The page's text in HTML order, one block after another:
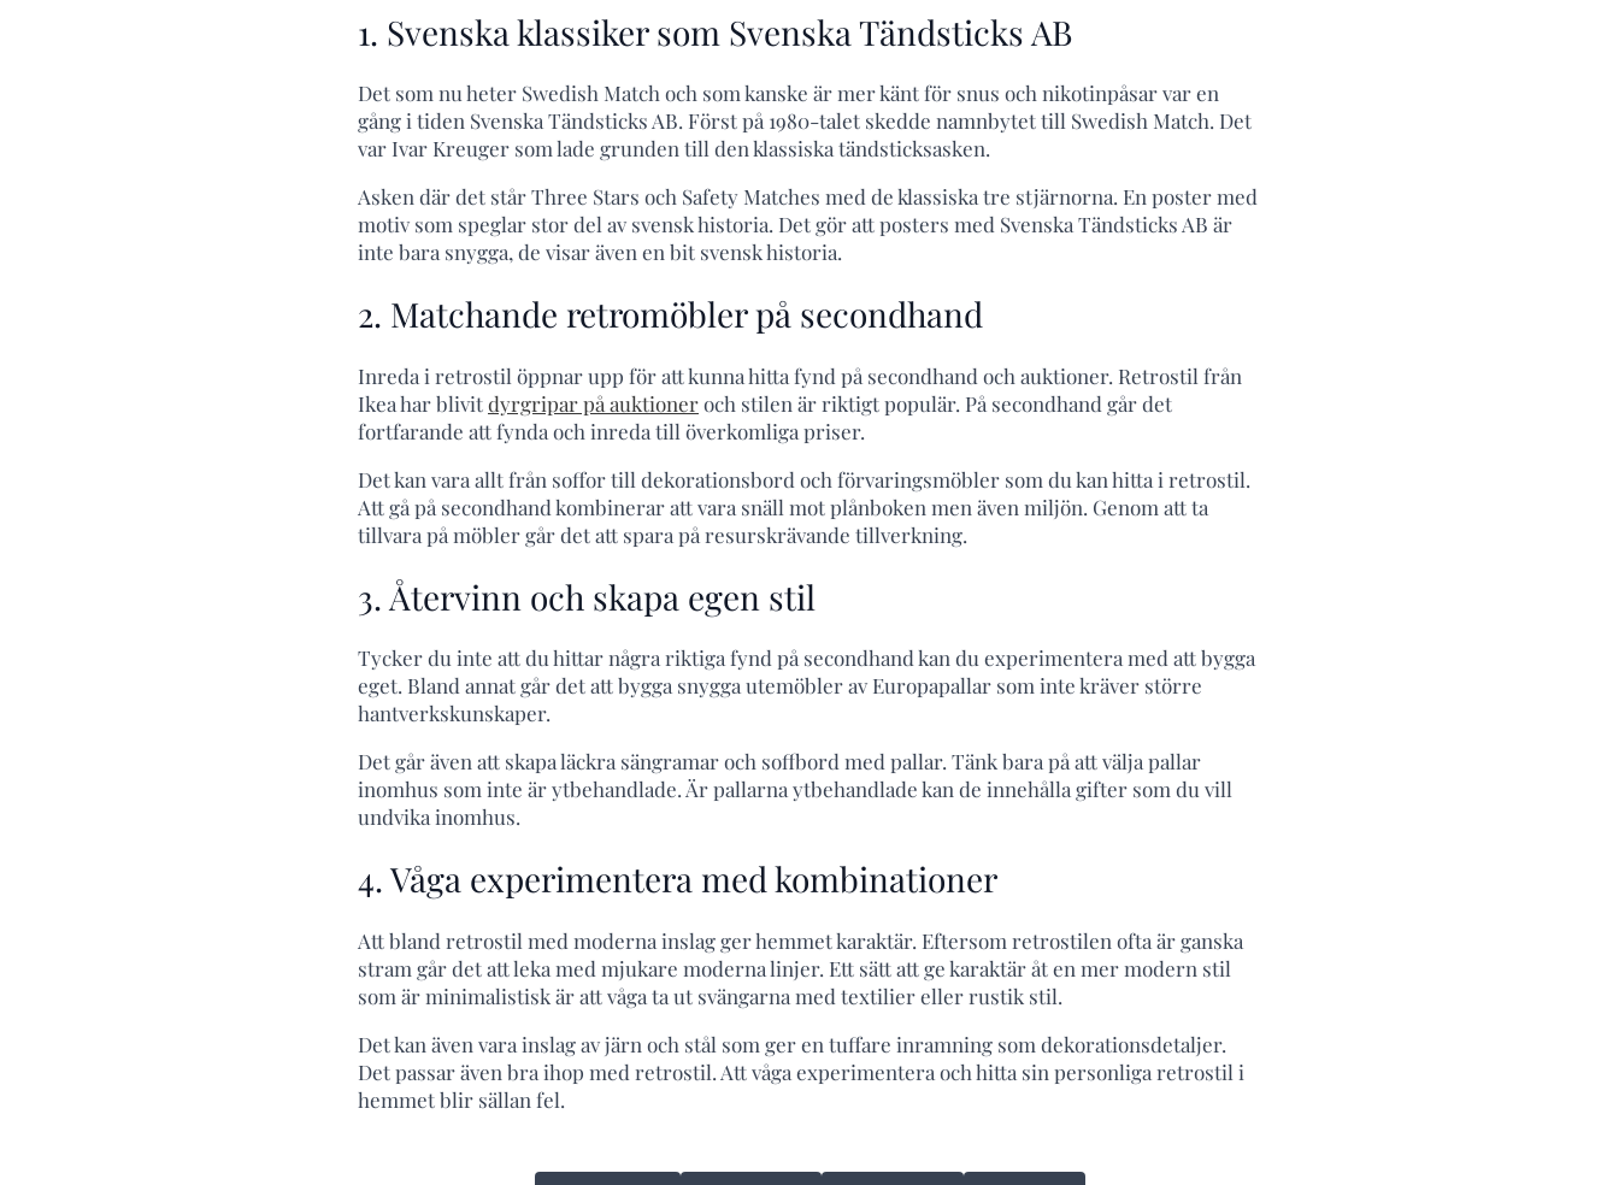
1. Svenska klassiker som Svenska Tändsticks AB
Det som nu heter Swedish Match och som kanske är mer känt för snus och nikotinpåsar var en
gång i tiden Svenska Tändsticks AB. Först på 1980-talet skedde namnbytet till Swedish Match. Det
var Ivar Kreuger som lade grunden till den klassiska tändsticksasken.
Asken där det står Three Stars och Safety Matches med de klassiska tre stjärnorna. En poster med
motiv som speglar stor del av svensk historia. Det gör att posters med Svenska Tändsticks AB är
inte bara snygga, de visar även en bit svensk historia.
2. Matchande retromöbler på secondhand
Inreda i retrostil öppnar upp för att kunna hitta fynd på secondhand och auktioner. Retrostil från
Ikea har blivitdyrgripar på auktioneroch stilen är riktigt populär. På secondhand går det
fortfarande att fynda och inreda till överkomliga priser.
Det kan vara allt från soffor till dekorationsbord och förvaringsmöbler som du kan hitta i retrostil.
Att gå på secondhand kombinerar att vara snäll mot plånboken men även miljön. Genom att ta
tillvara på möbler går det att spara på resurskrävande tillverkning.
3. Återvinn och skapa egen stil
Tycker du inte att du hittar några riktiga fynd på secondhand kan du experimentera med att bygga
eget. Bland annat går det att bygga snygga utemöbler av Europapallar som inte kräver större
hantverkskunskaper.
Det går även att skapa läckra sängramar och soffbord med pallar. Tänk bara på att välja pallar
inomhus som inte är ytbehandlade. Är pallarna ytbehandlade kan de innehålla gifter som du vill
undvika inomhus.
4. Våga experimentera med kombinationer
Att bland retrostil med moderna inslag ger hemmet karaktär. Eftersom retrostilen ofta är ganska
stram går det att leka med mjukare moderna linjer. Ett sätt att ge karaktär åt en mer modern stil
som är minimalistisk är att våga ta ut svängarna med textilier eller rustik stil.
Det kan även vara inslag av järn och stål som ger en tuffare inramning som dekorationsdetaljer.
Det passar även bra ihop med retrostil. Att våga experimentera och hitta sin personliga retrostil i
hemmet blir sällan fel.